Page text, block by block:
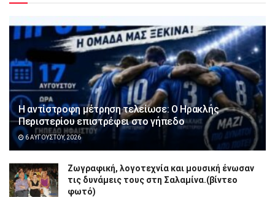
Η αντίστροφη μέτρηση τελείωσε: Ο Ηρακλής
Περιστερίου επιστρέφει στο γήπεδο
6 ΑΥΓΟΎΣΤΟΥ, 2026
Ζωγραφική, λογοτεχνία και μουσική ένωσαν
τις δυνάμεις τους στη Σαλαμίνα.(βίντεο
φωτό)